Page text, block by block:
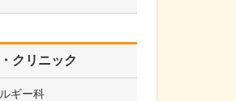
クリニック
ギー科